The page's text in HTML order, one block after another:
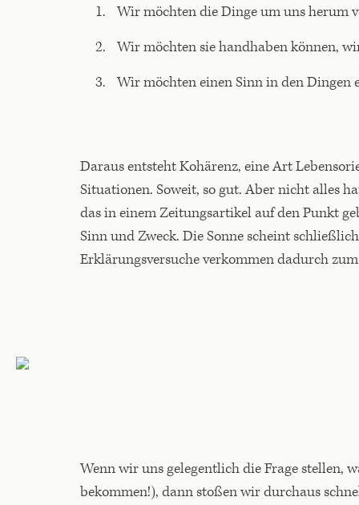
Wir möchten die Dinge um uns herum
Wir möchten sie handhaben können,
Wir möchten einen Sinn in den Dingen
Daraus entsteht Kohärenz, eine Art
Situationen. Soweit, so gut. Aber nicht alles
das in einem Zeitungsartikel auf den Punkt
Sinn und Zweck. Die Sonne scheint
Erklärungsversuche verkommen dadurch
Wenn wir uns gelegentlich die Frage stellen,
bekommen!), dann stoßen wir durchaus